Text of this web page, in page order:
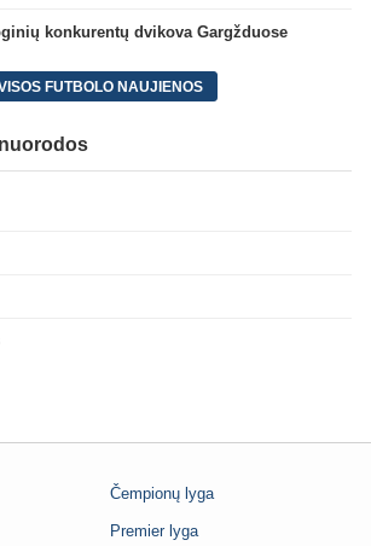
konkurentų dvikova Gargžduose
FUTBOLO NAUJIENOS
Čempionų lyga
Premier lyga